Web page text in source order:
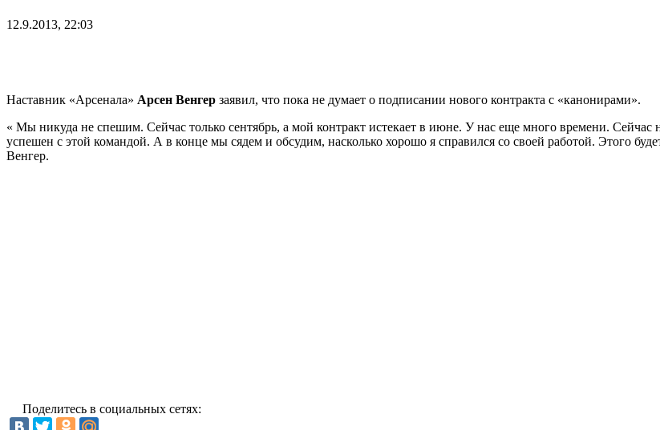
12.9.2013, 22:03
Наставник «Арсенала» Арсен Венгер заявил, что пока не думает о подписании нового контракта с «канонирами».
« Мы никуда не спешим. Сейчас только сентябрь, а мой контракт истекает в июне. У нас еще много времени.
успешен с этой командой. А в конце мы сядем и обсудим, насколько хорошо я справился со своей работой. Этого
Венгер.
Поделитесь в социальных сетях: